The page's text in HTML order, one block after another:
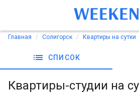
Главная Солигорск Квартиры на сутки
list СПИСОК
Квартиры-студии на